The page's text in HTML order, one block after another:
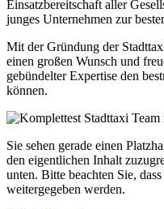
Einsatzbereitschaft aller
junges Unternehmen zur
Mit der Gründung der
einen großen Wunsch und
gebündelter Expertise den
können.
Sie sehen gerade einen
den eigentlichen Inhalt
unten. Bitte beachten Sie,
weitergegeben werden.